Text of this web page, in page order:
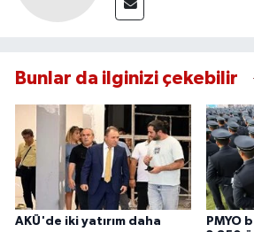
Bunlar da ilginizi çekebilir
AKÜ'de iki yatırım daha
PMYO